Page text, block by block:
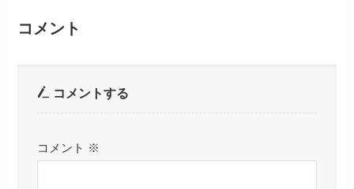
コメント
コメントする
コメント ※